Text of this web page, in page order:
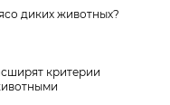
диких животных?
критерии